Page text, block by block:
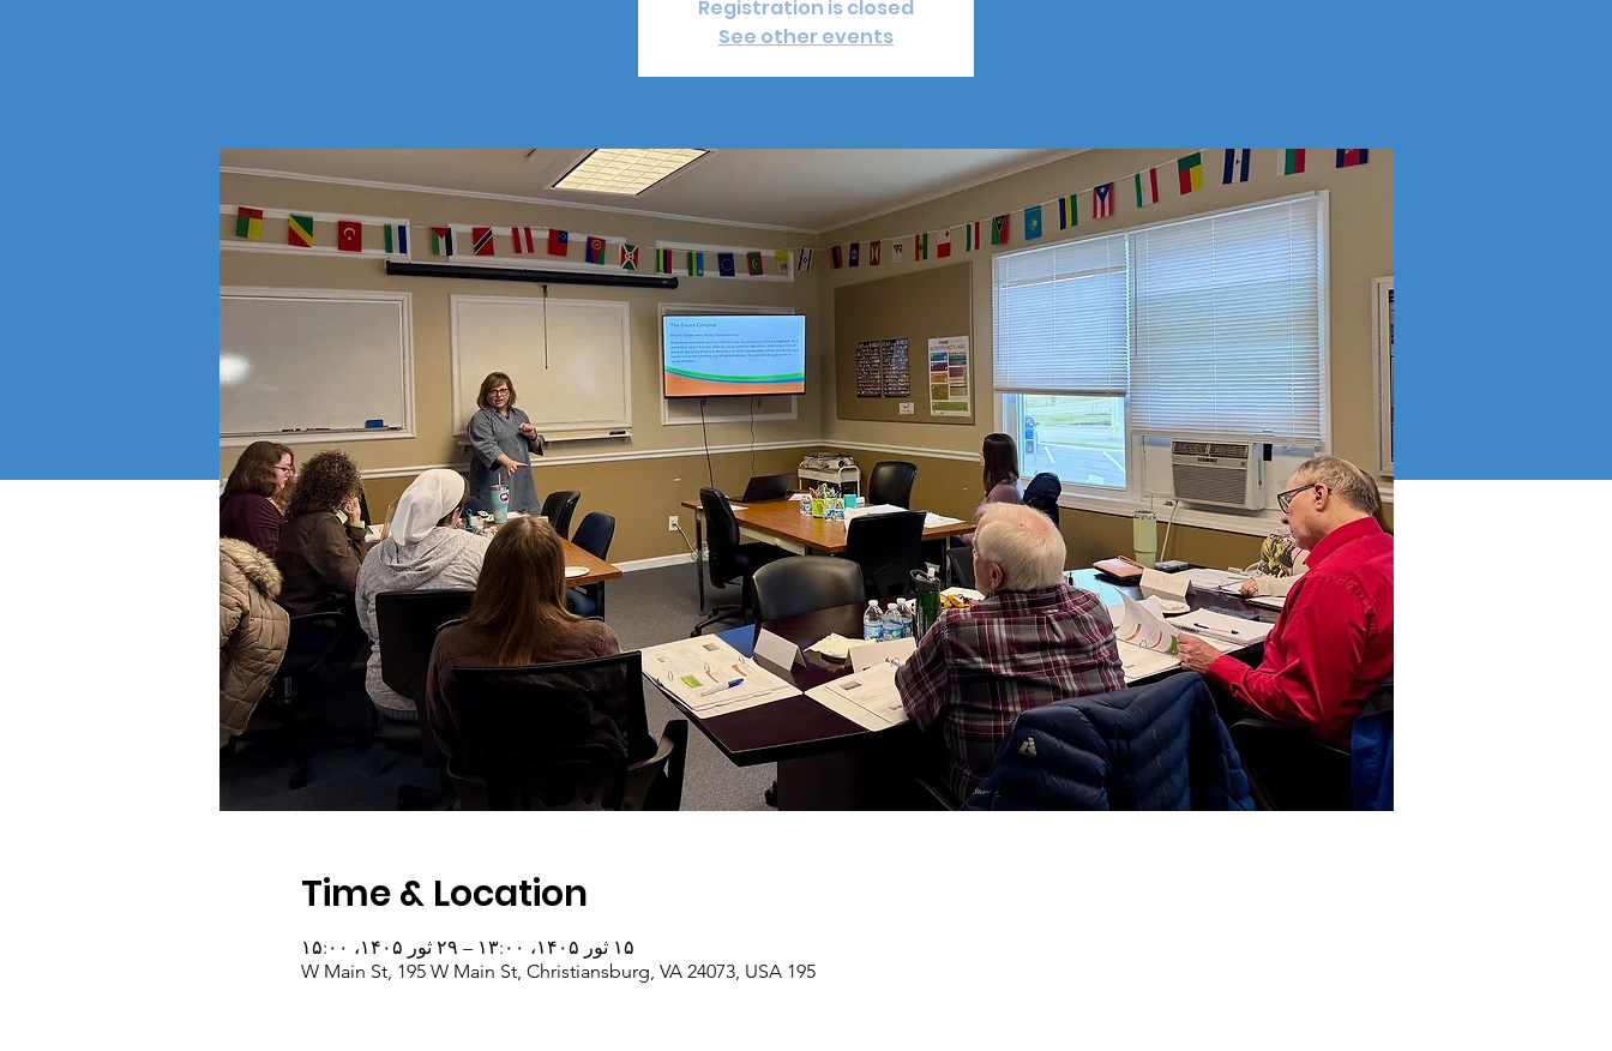
Registration is closed
See other events
Time & Location
۱۵ ثور ۱۴۰۵، ۱۳:۰۰ – ۲۹ ثور ۱۴۰۵، ۱۵:۰۰
195 W Main St, 195 W Main St, Christiansburg, VA 24073, USA